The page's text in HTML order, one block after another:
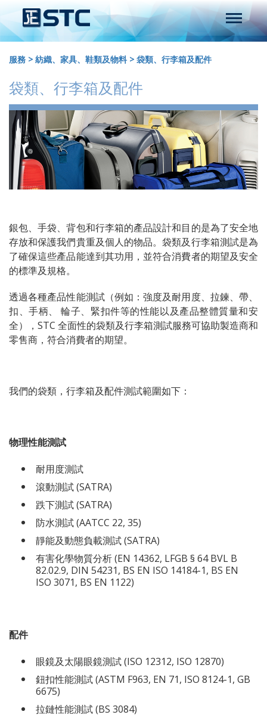
服務 > 紡織、家具、鞋類及物料 > 袋類、行李箱及配件
袋類、行李箱及配件
銀包、手袋、背包和行李箱的產品設計和目的是為了安全地
存放和保護我們貴重及個人的物品。袋類及行李箱測試是為
了確保這些產品能達到其功用，並符合消費者的期望及安全
的標準及規格。
透過各種產品性能測試（例如：強度及耐用度、拉鍊、帶、
扣、手柄、 輪子、緊扣件等的性能以及產品整體質量和安
全），STC 全面性的袋類及行李箱測試服務可協助製造商和
零售商，符合消費者的期望。
我們的袋類，行李箱及配件測試範圍如下：
物理性能測試
耐用度測試
滾動測試 (SATRA)
跌下測試 (SATRA)
防水測試 (AATCC 22, 35)
靜能及動態負載測試 (SATRA)
有害化學物質分析 (EN 14362, LFGB § 64 BVL B
82.02.9, DIN 54231, BS EN ISO 14184-1, BS EN
ISO 3071, BS EN 1122)
配件
眼鏡及太陽眼鏡測試 (ISO 12312, ISO 12870)
鈕扣性能測試 (ASTM F963, EN 71, ISO 8124-1, GB
6675)
拉鏈性能測試 (BS 3084)